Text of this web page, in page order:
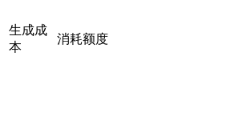
生成成
本
消耗额度